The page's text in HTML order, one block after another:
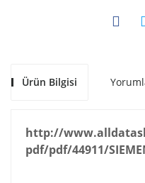
Ürün Bilgisi
http://
pdf/pdf/44911/